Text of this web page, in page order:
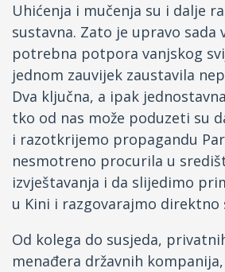
Uhićenja i mučenja su i dalje
sustavna. Zato je upravo sada
potrebna potpora vanjskog
jednom zauvijek zaustavila
Dva ključna, a ipak
tko od nas može poduzeti su
i razotkrijemo propagandu
nesmotreno procurila u
izvještavanja i da slijedimo
u Kini i razgovarajmo direktno
Od kolega do susjeda,
menađera državnih